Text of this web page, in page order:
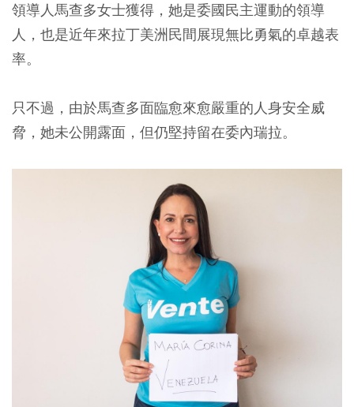
領導人馬查多女士獲得，她是委國民主運動的領導
人，也是近年來拉丁美洲民間展現無比勇氣的卓越表
率。
只不過，由於馬查多面臨愈來愈嚴重的人身安全威
脅，她未公開露面，但仍堅持留在委內瑞拉。